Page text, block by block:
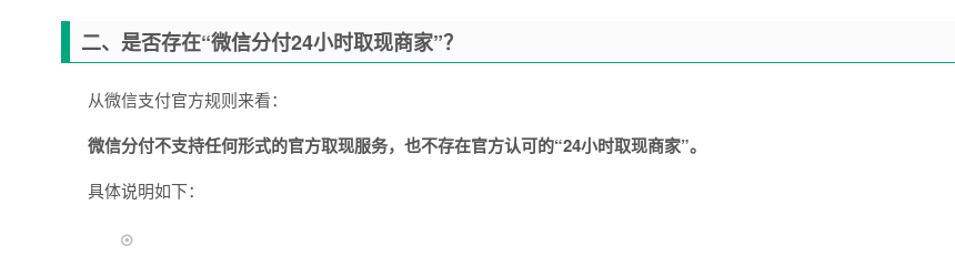
二、是否存在“微信分付24小时取现商家”？
从微信支付官方规则来看：
微信分付不支持任何形式的官方取现服务，也不存在官方认可的“24小时取现商家”。
具体说明如下：